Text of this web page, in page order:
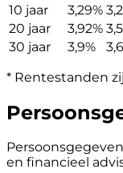
10 jaar
3,29%
20 jaar
3,92%
30 jaar
3,9%
* Rentestanden
en financieel